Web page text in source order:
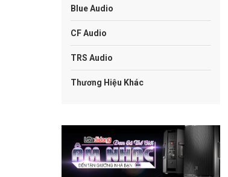
Blue Audio
CF Audio
TRS Audio
Thương Hiệu Khác